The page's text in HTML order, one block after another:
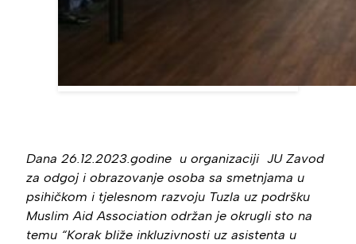
Dana 26.12.2023.godine u organizaciji JU Zavod
za odgoj i obrazovanje osoba sa smetnjama u
psihičkom i tjelesnom razvoju Tuzla uz podršku
Muslim Aid Association održan je okrugli sto na
temu “Korak bliže inkluzivnosti uz asistenta u